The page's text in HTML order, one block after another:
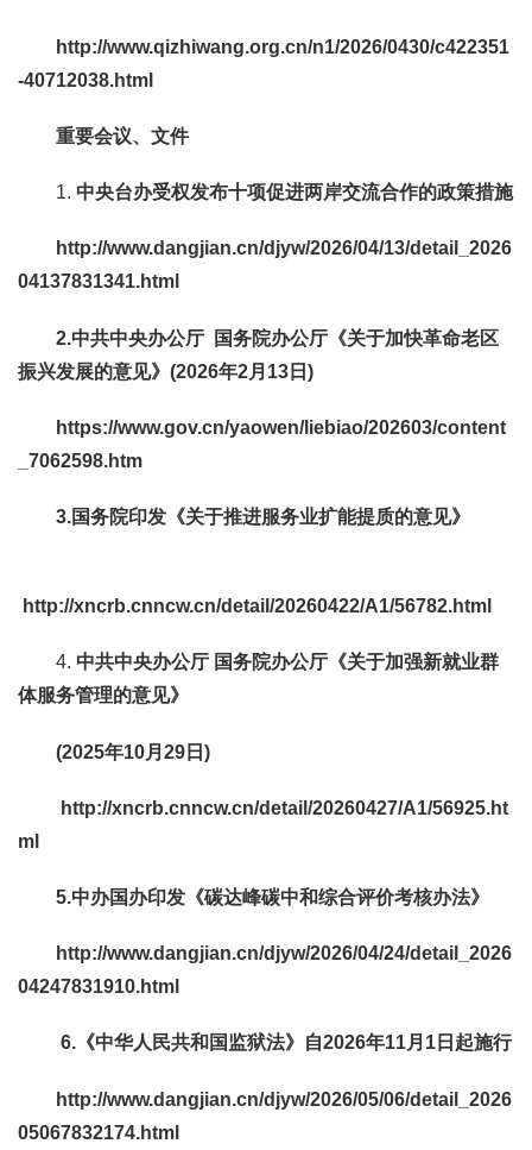
http://www.qizhiwang.org.cn/n1/2026/0430/c422351
-40712038.html
重要会议、文件
1. 中央台办受权发布十项促进两岸交流合作的政策措施
http://www.dangjian.cn/djyw/2026/04/13/detail_2026
04137831341.html
2.中共中央办公厅 国务院办公厅《关于加快革命老区
振兴发展的意见》(2026年2月13日)
https://www.gov.cn/yaowen/liebiao/202603/content
_7062598.htm
3.国务院印发《关于推进服务业扩能提质的意见》
http://xncrb.cnncw.cn/detail/20260422/A1/56782.html
4. 中共中央办公厅 国务院办公厅《关于加强新就业群
体服务管理的意见》
(2025年10月29日)
http://xncrb.cnncw.cn/detail/20260427/A1/56925.ht
ml
5.中办国办印发《碳达峰碳中和综合评价考核办法》
http://www.dangjian.cn/djyw/2026/04/24/detail_2026
04247831910.html
6.《中华人民共和国监狱法》自2026年11月1日起施行
http://www.dangjian.cn/djyw/2026/05/06/detail_2026
05067832174.html